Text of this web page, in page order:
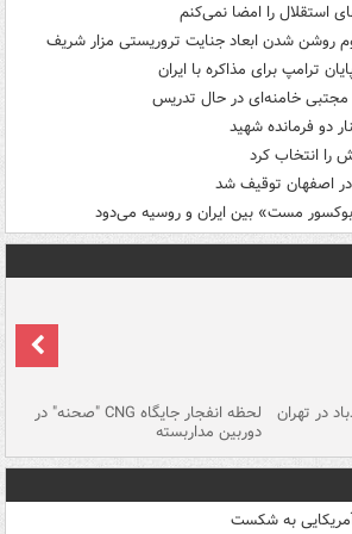
استقلال را امضا نمی‌کنم
روشن شدن ابعاد جنایت تروریستی مزار شریف
ترامپ برای مذاکره با ایران
مجتبی خامنه‌ای در حال تدریس
دو فرمانده شهید
را انتخاب کرد
مست» بین ایران و روسیه می‌دود
در تهران لحظه انفجار جایگاه CNG "صحنه" در
دوربین مداربسته
به شکست